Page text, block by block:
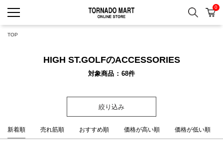
検索 カ
0
TOP
HIGH ST.GOLFのACCESSORIES
対象商品 68件
絞り込み
新着順 売れ筋順 おすすめ順 価格が高い順 価格が低い順